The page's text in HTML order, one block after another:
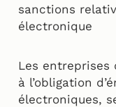
sanctions
électronique
Les entreprises
à l’obligation
électroniques,